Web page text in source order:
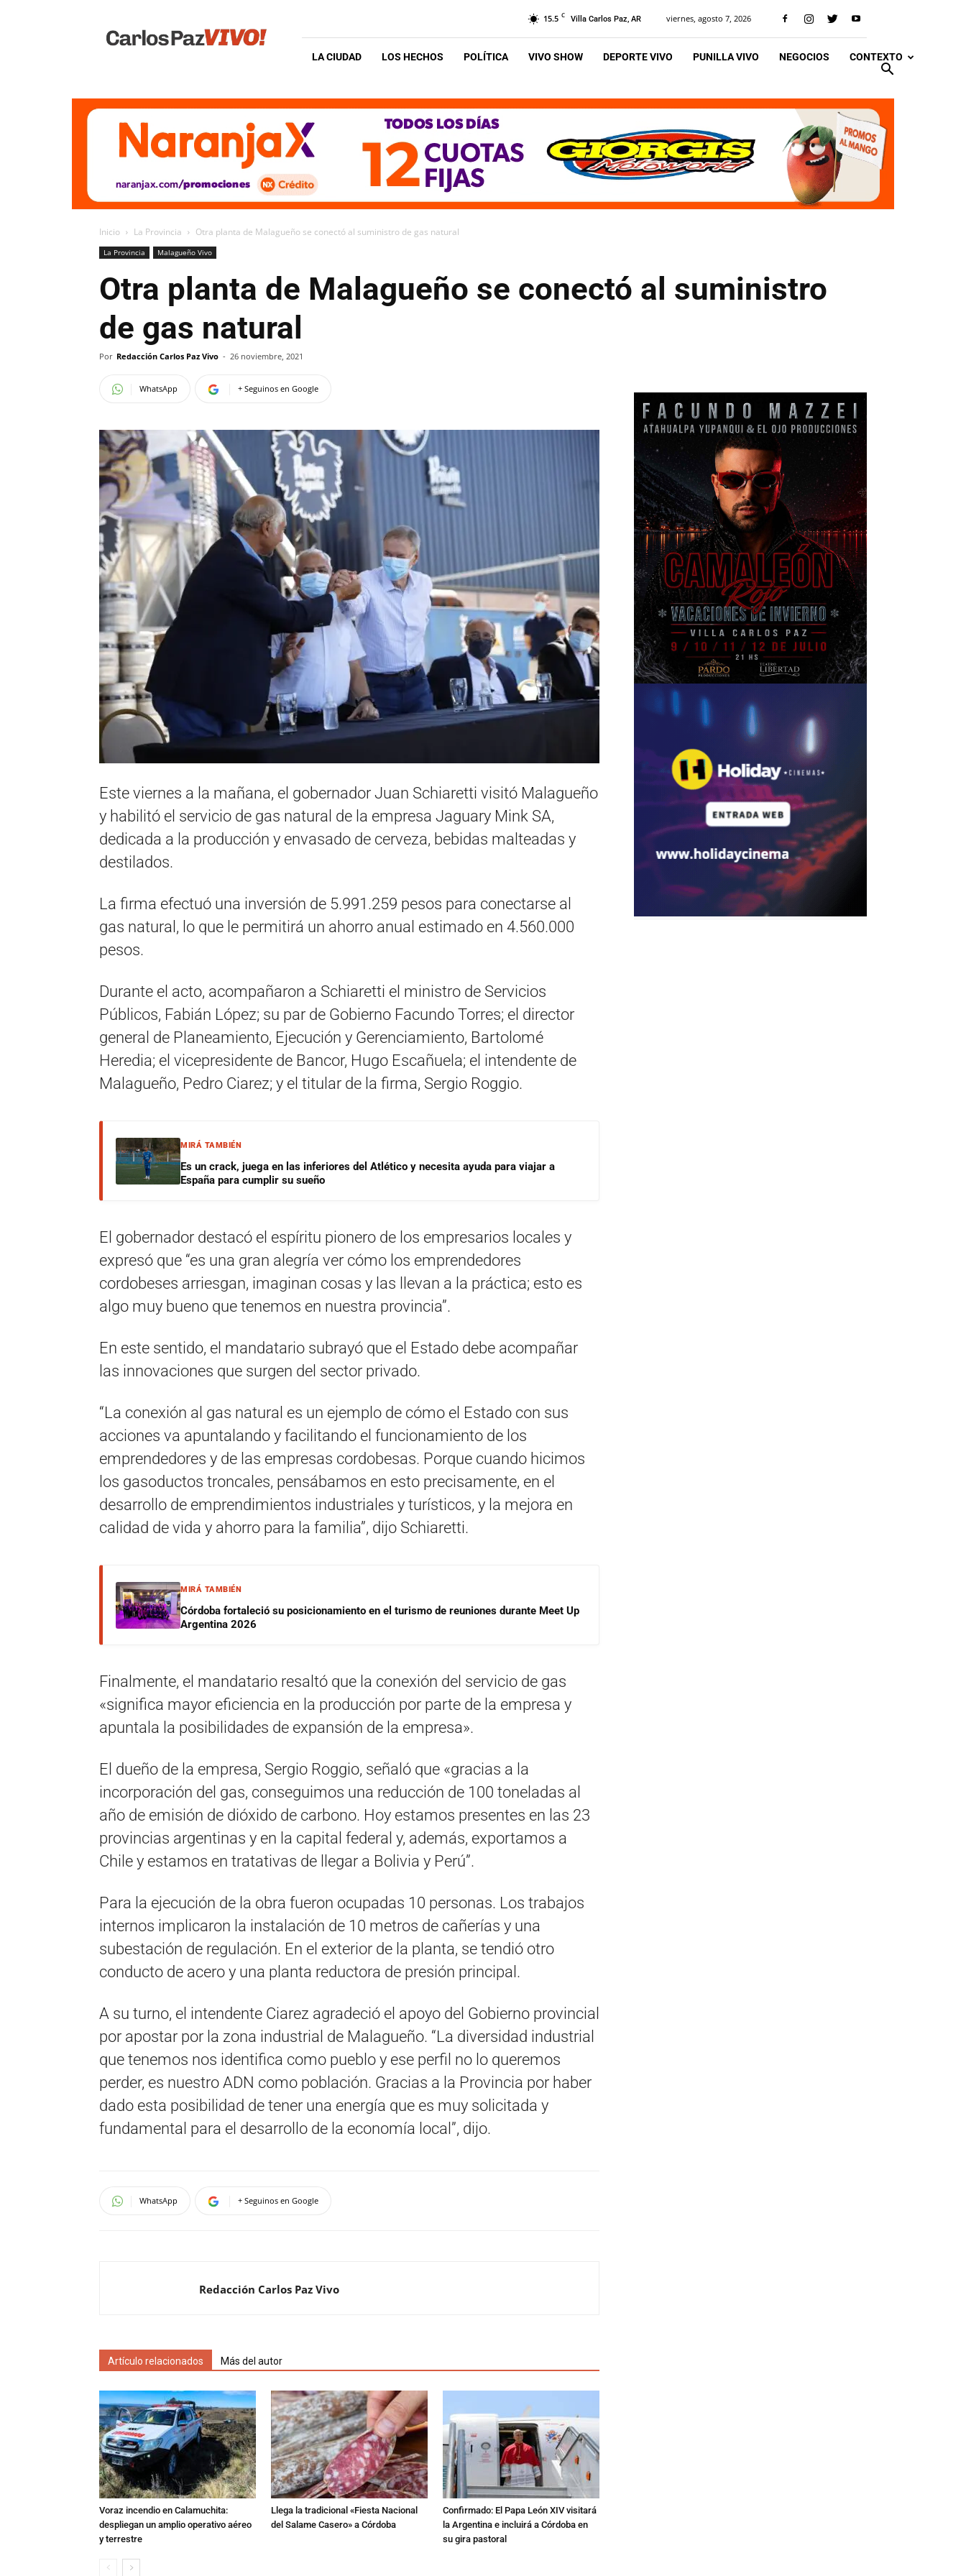
Vivo
15.5 C Villa Carlos Paz, AR viernes, agosto 7, 2026
LA CIUDAD LOS HECHOS POLÍTICA VIVO SHOW DEPORTE VIVO PUNILLA VIVO NEGOCIOS CONTEXTO
Inicio La Provincia Otra planta de Malagueño se conectó al suministro de gas natural
La Provincia Malagueño Vivo
Otra planta de Malagueño se conectó al suministro
de gas natural
Por Redacción Carlos Paz Vivo - 26 noviembre, 2021
WhatsApp + Seguinos en Google
Este viernes a la mañana, el gobernador Juan Schiaretti visitó Malagueño
y habilitó el servicio de gas natural de la empresa Jaguary Mink SA,
dedicada a la producción y envasado de cerveza, bebidas malteadas y
destilados­.
La firma efectuó una inversión de 5.991.259 pesos para conectarse al
gas natural, lo que le permitirá un ahorro anual estimado en 4.560.000
pesos.
Durante el acto, acompañaron a Schiaretti el ministro de Servicios
Públicos, Fabián López; su par de Gobierno Facundo Torres; el director
general de Planeamiento, Ejecución y Gerenciamiento, Bartolomé
Heredia; el vicepresidente de Bancor, Hugo Escañuela; el intendente de
Malagueño, Pedro Ciarez; y el titular de la firma, Sergio Roggio.
MIRÁ TAMBIÉN
Es un crack, juega en las inferiores del Atlético y necesita ayuda para viajar a
España para cumplir su sueño
El gobernador destacó el espíritu pionero de los empresarios locales y
expresó que “es una gran alegría ver cómo los emprendedores
cordobeses arriesgan, imaginan cosas y las llevan a la práctica; esto es
algo muy bueno que tenemos en nuestra provincia”.
En este sentido, el mandatario subrayó que el Estado debe acompañar
las innovaciones que surgen del sector privado.
“La conexión al gas natural es un ejemplo de cómo el Estado con sus
acciones va apuntalando y facilitando el funcionamiento de los
emprendedores y de las empresas cordobesas. Porque cuando hicimos
los gasoductos troncales, pensábamos en esto precisamente, en el
desarrollo de emprendimientos industriales y turísticos, y la mejora en
calidad de vida y ahorro para la familia”, dijo Schiaretti.
MIRÁ TAMBIÉN
Córdoba fortaleció su posicionamiento en el turismo de reuniones durante Meet Up
Argentina 2026
Finalmente, el mandatario resaltó que la conexión del servicio de gas
«significa mayor eficiencia en la producción por parte de la empresa y
apuntala la posibilidades de expansión de la empresa».
El dueño de la empresa, Sergio Roggio, señaló que «gracias a la
incorporación del gas, conseguimos una reducción de 100 toneladas al
año de emisión de dióxido de carbono. Hoy estamos presentes en las 23
provincias argentinas y en la capital federal y, además, exportamos a
Chile y estamos en tratativas de llegar a Bolivia y Perú”.
Para la ejecución de la obra fueron ocupadas 10 personas. Los trabajos
internos implicaron la instalación de 10 metros de cañerías y una
subestación de regulación. En el exterior de la planta, se tendió otro
conducto de acero y una planta reductora de presión principal.
A su turno, el intendente Ciarez agradeció el apoyo del Gobierno provincial
por apostar por la zona industrial de Malagueño. “La diversidad industrial
que tenemos nos identifica como pueblo y ese perfil no lo queremos
perder, es nuestro ADN como población. Gracias a la Provincia por haber
dado esta posibilidad de tener una energía que es muy solicitada y
fundamental para el desarrollo de la economía local”, dijo.
WhatsApp + Seguinos en Google
Redacción Carlos Paz Vivo
Artículo relacionados Más del autor
Voraz incendio en Calamuchita:
despliegan un amplio operativo aéreo
y terrestre
Llega la tradicional «Fiesta Nacional
del Salame Casero» a Córdoba
Confirmado: El Papa León XIV visitará
la Argentina e incluirá a Córdoba en
su gira pastoral